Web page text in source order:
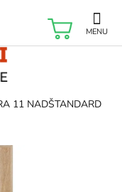
11 NADŠTANDARD